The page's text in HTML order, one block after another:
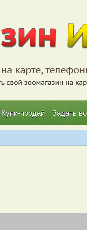
Купи-продай Задать